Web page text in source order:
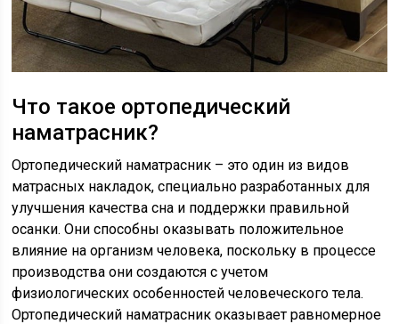
Что такое ортопедический
наматрасник?
Ортопедический наматрасник – это один из видов
матрасных накладок, специально разработанных для
улучшения качества сна и поддержки правильной
осанки. Они способны оказывать положительное
влияние на организм человека, поскольку в процессе
производства они создаются с учетом
физиологических особенностей человеческого тела.
Ортопедический наматрасник оказывает равномерное